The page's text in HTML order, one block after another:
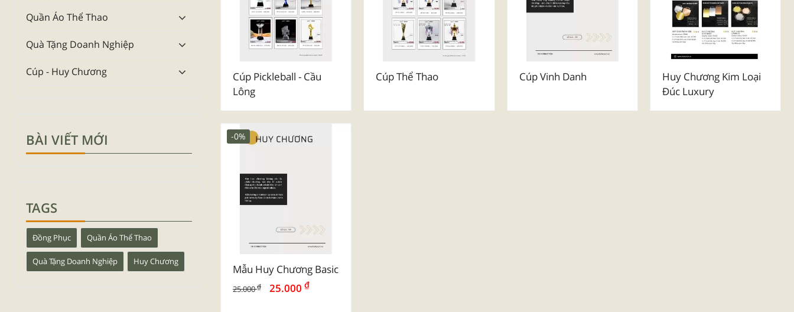
Cúp Pickleball - Cầu
Lông
Cúp Thể Thao Cúp Vinh Danh
Huy Chương Kim Loại
Đúc Luxury
Mẫu Huy Chương Basic
25.000₫ 25.000 ₫
-0%
Quần Áo Thể Thao
Quà Tặng Doanh Nghiệp
Cúp - Huy Chương
BÀI VIẾT MỚI
TAGS
Đồng Phục Quần Áo Thể Thao
Quà Tặng Doanh Nghiệp Huy Chương